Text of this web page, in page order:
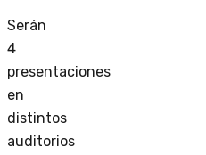
Serán
4
presentaciones
en
distintos
auditorios